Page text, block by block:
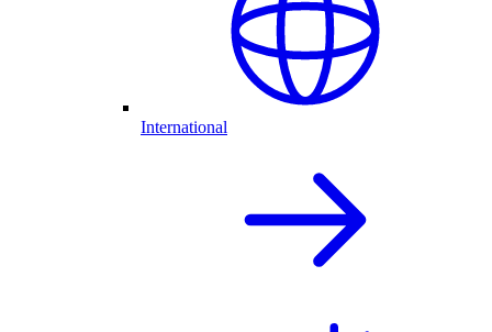
International